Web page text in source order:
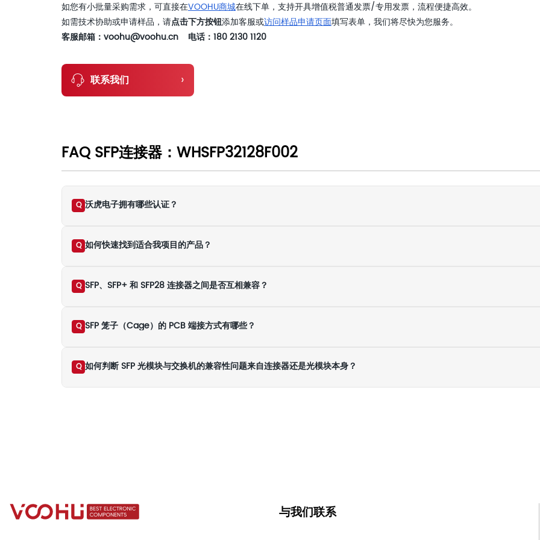
如您有小批量采购需求，可直接在VOOHU商城在线下单，支持开具增值税普通发票/专用发票，流程便捷高效。
如需技术协助或申请样品，请点击下方按钮添加客服或访问样品申请页面填写表单，我们将尽快为您服务。
客服邮箱：voohu@voohu.cn 电话：180 2130 1120
联系我们 ›
FAQ SFP连接器：WHSFP32128F002
Q 沃虎电子拥有哪些认证？
Q 如何快速找到适合我项目的产品？
Q SFP、SFP+ 和 SFP28 连接器之间是否互相兼容？
Q SFP 笼子（Cage）的 PCB 端接方式有哪些？
Q 如何判断 SFP 光模块与交换机的兼容性问题来自连接器还是光模块本身？
与我们联系